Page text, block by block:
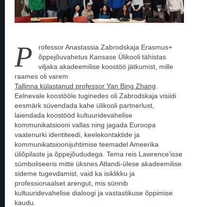
P
rofessor Anastassia Zabrodskaja Erasmus+
õppejõuvahetus Kansase Ülikooli tähistas
viljaka akadeemilise koostöö jätkumist, mille
raames oli varem
Tallinna külastanud professor Yan Bing Zhang
Eelnevale koostööle tuginedes oli Zabrodskaja visiidi
eesmärk süvendada kahe ülikooli partnerlust,
laiendada koostööd kultuuridevahelise
kommunikatsiooni vallas ning jagada Euroopa
vaatenurki identiteedi, keelekontaktide ja
kommunikatsioonijuhtimise teemadel Ameerika
üliõpilaste ja õppejõududega. Tema reis Lawrence’isse
sümboliseeris mitte üksnes Atlandi-ülese akadeemilise
sideme tugevdamist, vaid ka isiklikku ja
professionaalset arengut, mis sünnib
kultuuridevahelise dialoogi ja vastastikuse õppimise
kaudu.